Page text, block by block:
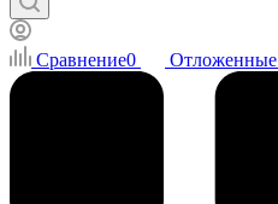
Сравнение0 Отложенные